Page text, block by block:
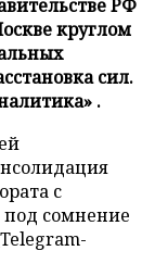
РФ
круглом
сил.
.
с
сомнение
Telegram-